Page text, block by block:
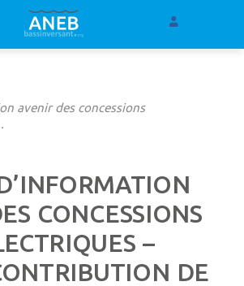
avenir des concessions
CONCESSIONS
–
DE